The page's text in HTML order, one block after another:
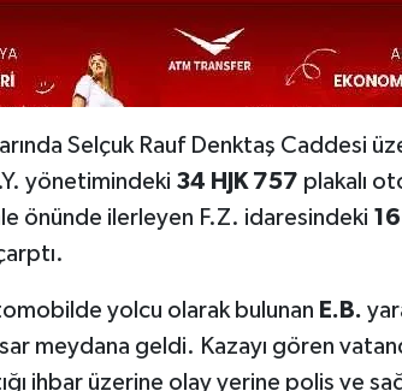
Selçuk Rauf Denktaş Caddesi
yönetimindeki 34 HJK 757 plakalı
önünde ilerleyen F.Z. idaresindeki
yolcu olarak bulunan E.B.
meydana geldi. Kazayı gören
ihbar üzerine olay yerine polis ve